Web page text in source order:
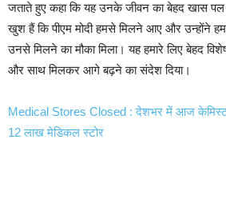
जताते हुए कहा कि यह उनके जीवन का बेहद खास पल
खुश हैं कि पीएम मोदी हमसे मिलने आए और उन्होंने
उनसे मिलने का मौका मिला। यह हमारे लिए बेहद
और साथ मिलकर आगे बढ़ने का संदेश दिया।
Medical Stores Closed : देशभर में आज केमिस्ट
12 लाख मेडिकल स्टोर